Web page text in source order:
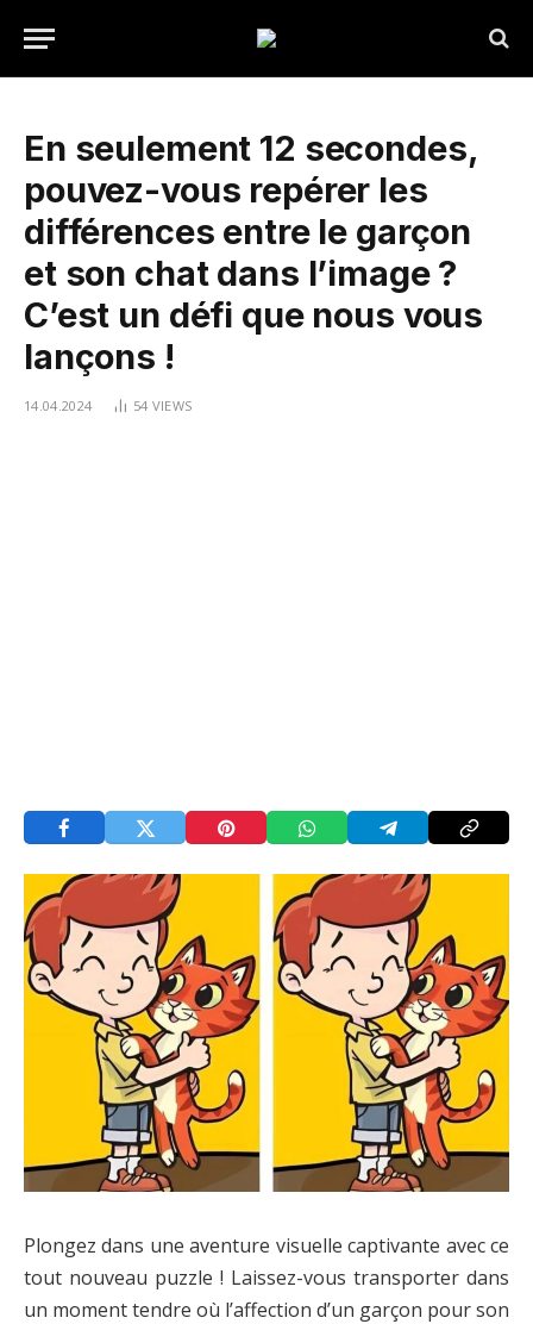
En seulement 12 secondes,
pouvez-vous repérer les
différences entre le garçon
et son chat dans l’image ?
C’est un défi que nous vous
lançons !
14.04.2024 54 VIEWS
Plongez dans une aventure visuelle captivante avec ce
tout nouveau puzzle ! Laissez-vous transporter dans
un moment tendre où l’affection d’un garçon pour son